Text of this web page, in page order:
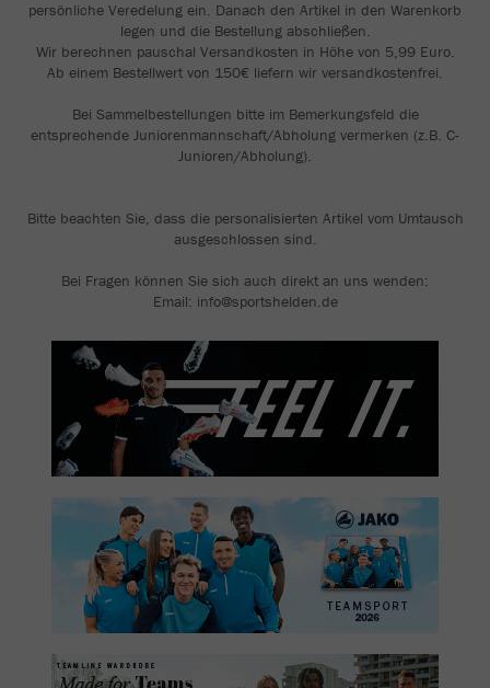
persönliche Veredelung ein. Danach den Artikel in den Warenkorb
legen und die Bestellung abschließen.
Wir berechnen pauschal Versandkosten in Höhe von 5,99 Euro.
Ab einem Bestellwert von 150€ liefern wir versandkostenfrei.
Bei Sammelbestellungen bitte im Bemerkungsfeld die
entsprechende Juniorenmannschaft/Abholung vermerken (z.B. C-
Junioren/Abholung).
Bitte beachten Sie, dass die personalisierten Artikel vom Umtausch
ausgeschlossen sind.
Bei Fragen können Sie sich auch direkt an uns wenden:
Email: info@sportshelden.de